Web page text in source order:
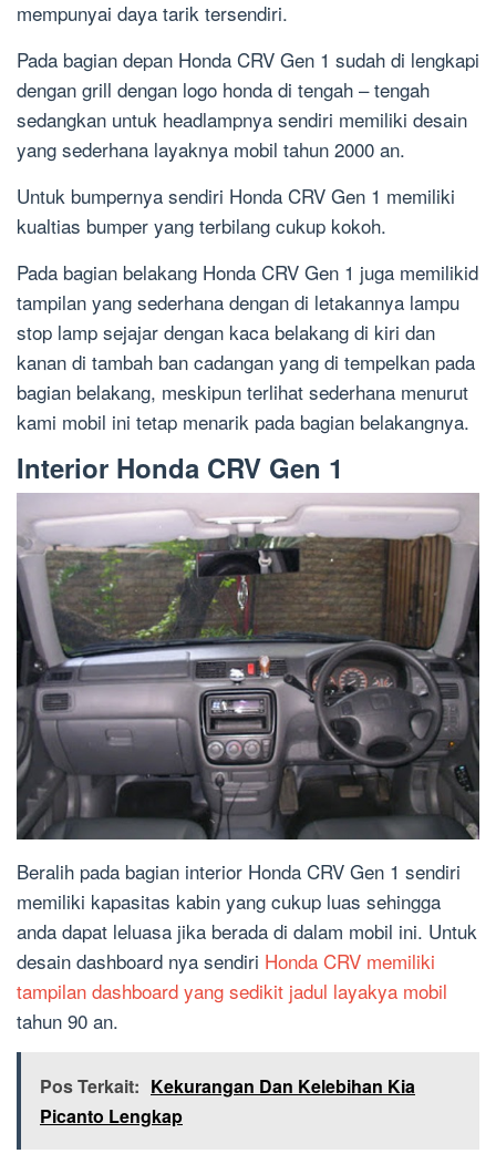
mempunyai daya tarik tersendiri.
Pada bagian depan Honda CRV Gen 1 sudah di lengkapi
dengan grill dengan logo honda di tengah – tengah
sedangkan untuk headlampnya sendiri memiliki desain
yang sederhana layaknya mobil tahun 2000 an.
Untuk bumpernya sendiri Honda CRV Gen 1 memiliki
kualtias bumper yang terbilang cukup kokoh.
Pada bagian belakang Honda CRV Gen 1 juga memilikid
tampilan yang sederhana dengan di letakannya lampu
stop lamp sejajar dengan kaca belakang di kiri dan
kanan di tambah ban cadangan yang di tempelkan pada
bagian belakang, meskipun terlihat sederhana menurut
kami mobil ini tetap menarik pada bagian belakangnya.
Interior Honda CRV Gen 1
Beralih pada bagian interior Honda CRV Gen 1 sendiri
memiliki kapasitas kabin yang cukup luas sehingga
anda dapat leluasa jika berada di dalam mobil ini. Untuk
desain dashboard nya sendiri Honda CRV memiliki
tampilan dashboard yang sedikit jadul layakya mobil
tahun 90 an.
Pos Terkait: Kekurangan Dan Kelebihan Kia
Picanto Lengkap